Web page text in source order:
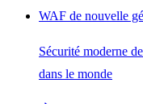
WAF de nouvelle
Sécurité moderne
dans le monde